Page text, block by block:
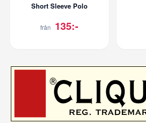
Short Sleeve Polo
från 135:-